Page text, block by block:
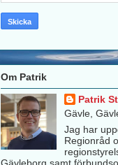
Om Patrik
Patrik
Gävle,
Jag har
Regionråd
Gävleborg samt